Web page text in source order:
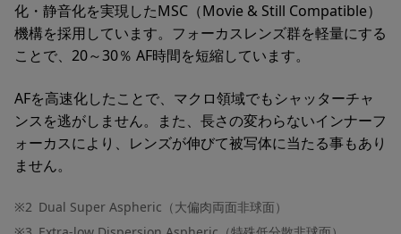
化・静音化を実現したMSC（Movie & Still Compatible）
機構を採用しています。フォーカスレンズ群を軽量にする
ことで、20～30％ AF時間を短縮しています。
AFを高速化したことで、マクロ領域でもシャッターチャ
ンスを逃がしません。また、長さの変わらないインナーフ
ォーカスにより、レンズが伸びて被写体に当たる事もあり
ません。
※2 Dual Super Aspheric（大偏肉両面非球面）